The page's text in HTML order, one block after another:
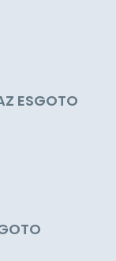
ESGOTO